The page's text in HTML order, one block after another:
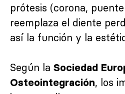
prótesis (corona,
reemplaza el diente
así la función y la
Según la Sociedad
Osteointegración, los